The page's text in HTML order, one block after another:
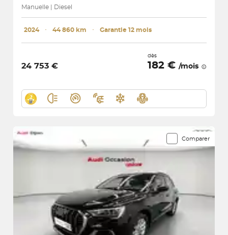
Manuelle | Diesel
2024 ･ 44 860 km ･ Garantie 12 mois
24 753 €
dès
182 € /mois
Comparer